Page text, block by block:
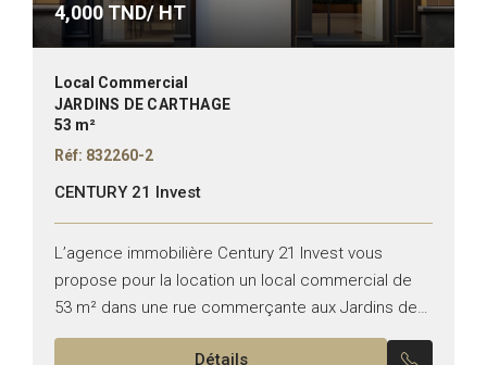
4,000 TND/ HT
Local Commercial
JARDINS DE CARTHAGE
53 m²
Réf: 832260-2
CENTURY 21 Invest
L’agence immobilière Century 21 Invest vous
propose pour la location un local commercial de
53 m² dans une rue commerçante aux Jardins de
Carthage. Superficie : 53 m² TT commerce
Détails